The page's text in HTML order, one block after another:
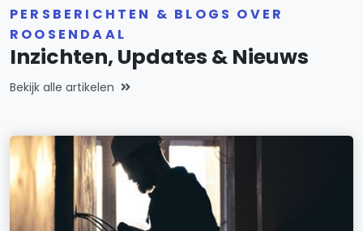
PERSBERICHTEN & BLOGS OVER
ROOSENDAAL
Inzichten, Updates & Nieuws
Bekijk alle artikelen